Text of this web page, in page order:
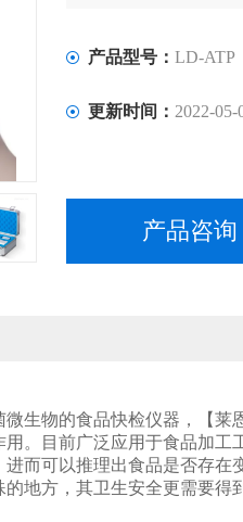
产品型号： LD-ATP
更新时间： 2022-05-
产品咨询
生物的食品快检仪器，【莱
。目前广泛应用于食品加工
而可以推理出食品是否存在
地方，其卫生安全更需要得